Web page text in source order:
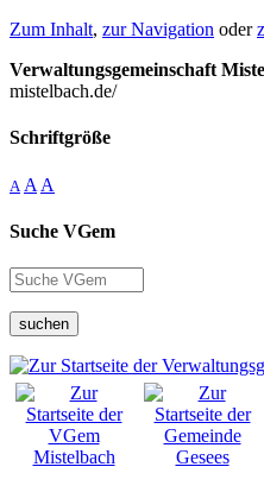
Zum Inhalt, zur Navigation oder
Verwaltungsgemeinschaft
mistelbach.de/
Schriftgröße
A A A
Suche VGem
suchen